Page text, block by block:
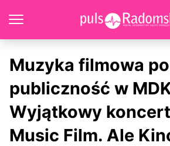
Muzyka filmowa
publiczność w
Wyjątkowy
Music Film. Ale